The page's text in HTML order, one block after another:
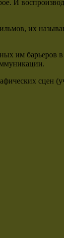
И
их
им барьеров
сцен